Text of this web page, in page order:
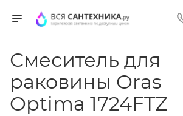
Смеситель для
раковины Oras
Optima 1724FTZ